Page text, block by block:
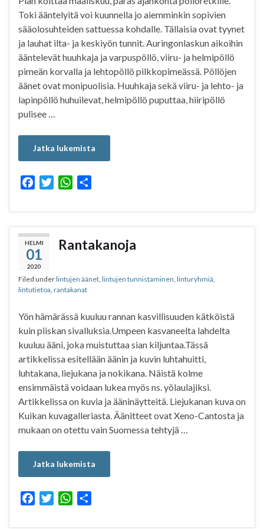
Toki ääntelyitä voi kuunnella jo aiemminkin sopivien
sääolosuhteiden sattuessa kohdalle. Tällaisia ovat tyynet
ja lauhat ilta- ja keskiyön tunnit. Auringonlaskun aikoihin
ääntelevät huuhkaja ja varpuspöllö, viiru- ja helmipöllö
pimeän korvalla ja lehtopöllö pilkkopimeässä. Pöllöjen
äänet ovat monipuolisia. Huuhkaja sekä viiru- ja lehto- ja
lapinpöllö huhuilevat, helmipöllö puputtaa, hiiripöllö
pulisee …
Jatka lukemista
c
e
b
o
o
k
i
t
W
a
t
A
p
a
r
HELMI
01
2020
Rantakanoja
Filed underlintujen äänet, lintujen tunnistaminen, linturyhmiä,
lintutietoa, rantakanat
Yön hämärässä kuuluu rannan kasvillisuuden kätköistä
kuin piiskan sivalluksia.Umpeen kasvaneelta lahdelta
kuuluu ääni, joka muistuttaa sian kiljuntaa.Tässä
artikkelissa esitellään äänin ja kuvin luhtahuitti,
luhtakana, liejukana ja nokikana. Näistä kolme
ensimmäistä voidaan lukea myös ns. yölaulajiksi.
Artikkelissa on kuvia ja ääninäytteitä. Liejukanan kuva on
Kuikan kuvagalleriasta. Äänitteet ovat Xeno-Cantosta ja
mukaan on otettu vain Suomessa tehtyjä …
Jatka lukemista
c
i
W
a
a